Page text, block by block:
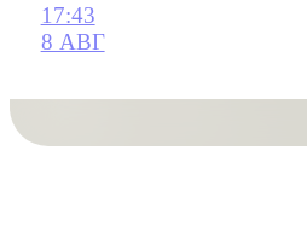
17:43
8 АВГ